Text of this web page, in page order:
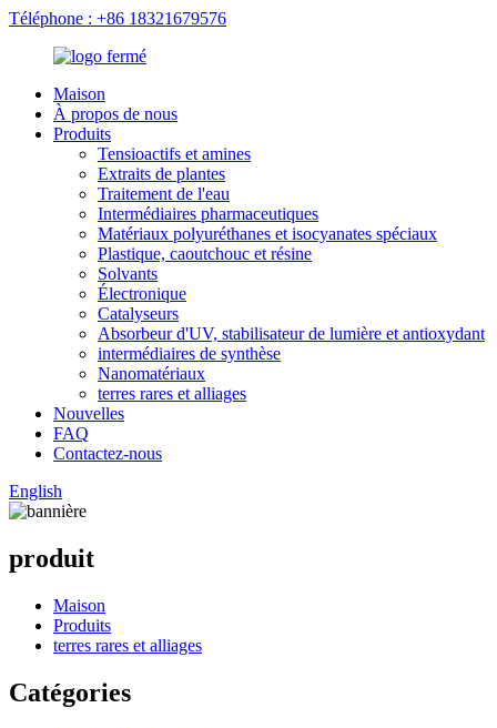
Téléphone : +86 18321679576
Maison
À propos de nous
Produits
Tensioactifs et amines
Extraits de plantes
Traitement de l'eau
Intermédiaires pharmaceutiques
Matériaux polyuréthanes et isocyanates spéciaux
Plastique, caoutchouc et résine
Solvants
Électronique
Catalyseurs
Absorbeur d'UV, stabilisateur de lumière et antioxydant
intermédiaires de synthèse
Nanomatériaux
terres rares et alliages
Nouvelles
FAQ
Contactez-nous
English
produit
Maison
Produits
terres rares et alliages
Catégories